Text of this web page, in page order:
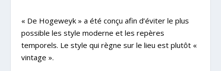
« De Hogeweyk » a été conçu afin d’éviter le plus
possible les style moderne et les repères
temporels. Le style qui règne sur le lieu est plutôt «
vintage ».